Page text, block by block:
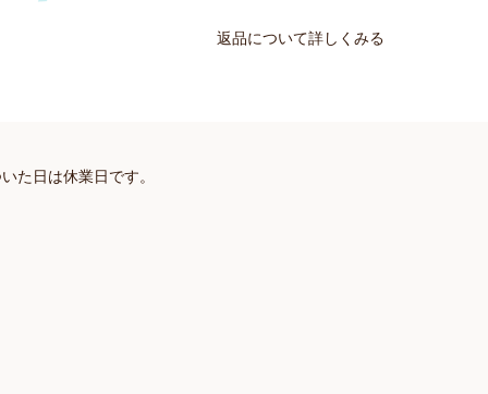
返品について詳しくみる
た日は休業日です。